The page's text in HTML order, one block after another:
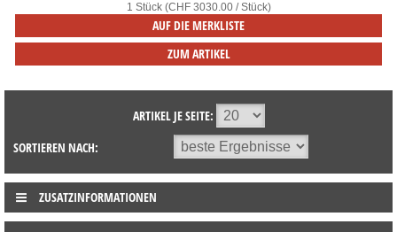
1 Stück (CHF 3030.00 / Stück)
AUF DIE MERKLISTE
ZUM ARTIKEL
ARTIKEL JE SEITE:
SORTIEREN NACH:
ZUSATZINFORMATIONEN